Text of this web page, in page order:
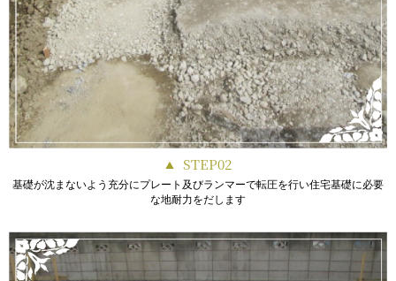
STEP02
基礎が沈まないよう充分にプレート及びランマーで転圧を行い住宅基礎に必要
な地耐力をだします